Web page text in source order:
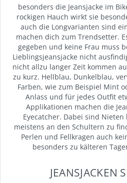
besonders die Jeansjacke im
rockigen Hauch wirkt sie
auch die Longvarianten sind
machen dich zum Trendsetter.
gegeben und keine Frau muss
Lieblingsjeansjacke nicht
nicht allzu langer Zeit kommen
zu kurz. Hellblau, Dunkelblau,
Farben, wie zum Beispiel Mint
Anlass und für jedes Outfit
Applikationen machen die
Eyecatcher. Dabei sind
meistens an den Schultern zu
Perlen und Fellkragen auch
besonders zu kälteren
JEANSJACKEN